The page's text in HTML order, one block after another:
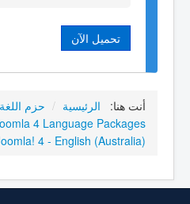
تحميل الآن
أنت هنا: الرئيسية / حزم اللغة
4 Language Packages
4 - English (Australia)